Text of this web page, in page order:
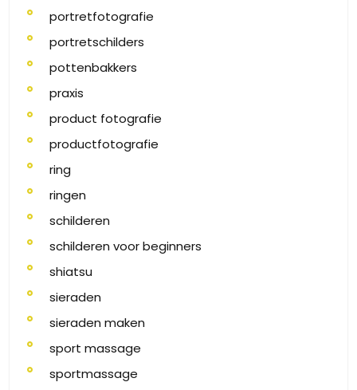
portretfotografie
portretschilders
pottenbakkers
praxis
product fotografie
productfotografie
ring
ringen
schilderen
schilderen voor beginners
shiatsu
sieraden
sieraden maken
sport massage
sportmassage